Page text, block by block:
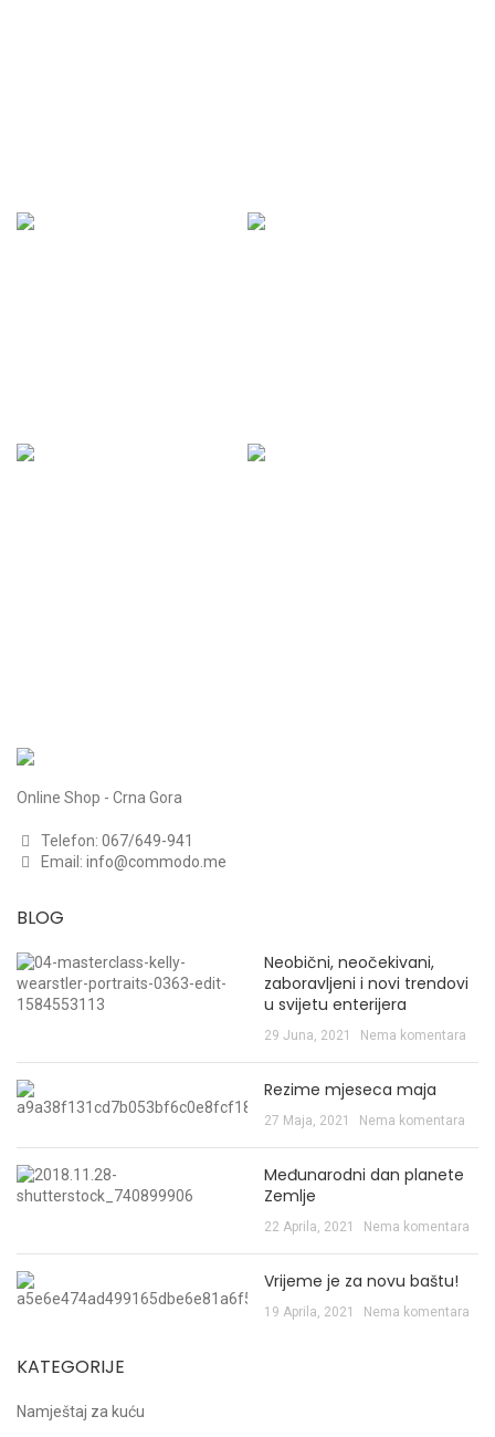
Online Shop - Crna Gora
Telefon: 067/649-941
Email: info@commodo.me
BLOG
Neobični, neočekivani,
zaboravljeni i novi trendovi
u svijetu enterijera
29 Juna, 2021 Nema komentara
Rezime mjeseca maja
27 Maja, 2021 Nema komentara
Međunarodni dan planete
Zemlje
22 Aprila, 2021 Nema komentara
Vrijeme je za novu baštu!
19 Aprila, 2021 Nema komentara
KATEGORIJE
Namještaj za kuću